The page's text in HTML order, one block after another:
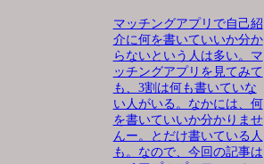
マッチングアプリで自己紹
介に何を書いていいか分か
らないという人は多い。マ
ッチングアプリを見てみて
も、3割は何も書いていな
い人がいる。なかには、何
を書いていいか分かりませ
んー。とだけ書いている人
も。なので、今回の記事は